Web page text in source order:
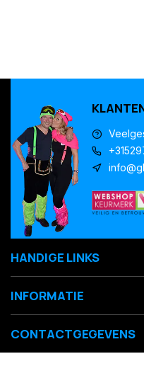
HANDIGE LINKS
INFORMATIE
CONTACTGEGEVENS